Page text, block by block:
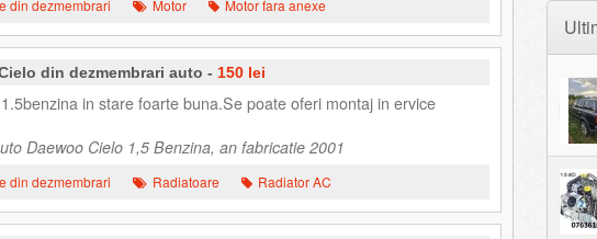
din dezmembrari Motor Motor fara anexe
din dezmembrari auto - 150 lei
in stare foarte buna.Se poate oferi montaj in ervice
Daewoo Cielo 1,5 Benzina, an fabricatie 2001
din dezmembrari Radiatoare Radiator AC